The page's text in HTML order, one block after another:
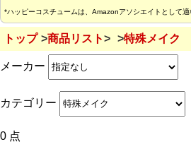
*ハッピーコスチュームは、Amazonアソシエイトとして適
トップ 商品リスト 特殊メイク
メーカー
カテゴリー
0 点